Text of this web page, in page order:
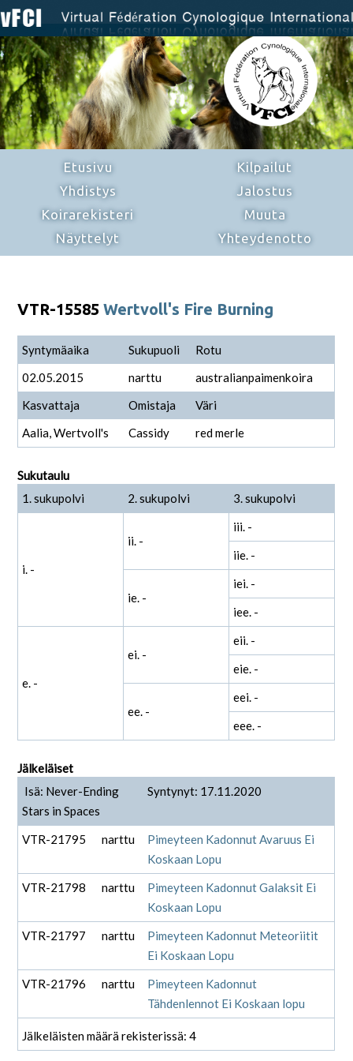
Etusivu
Yhdistys
Koirarekisteri
Näyttelyt
Kilpailut
Jalostus
Muuta
Yhteydenotto
VTR-15585Wertvoll's Fire Burning
Syntymäaika Sukupuoli
Rotu
02.05.2015
narttu
australianpaimenkoira
Kasvattaja
Omistaja
Väri
Aalia, Wertvoll's
Cassidy red merle
Sukutaulu
1. sukupolvi
2. sukupolvi 3. sukupolvi
i. -
ii. -
iii. -
iie. -
ie. -
iei. -
iee. -
e. -
ei. -
eii. -
eie. -
ee. -
eei. -
eee. -
Jälkeläiset
Isä: Never-Ending
Stars in Spaces
Syntynyt: 17.11.2020
VTR-21795 narttu
Pimeyteen Kadonnut Avaruus Ei
Koskaan Lopu
VTR-21798
narttu
Pimeyteen Kadonnut Galaksit Ei
Koskaan Lopu
VTR-21797
narttu
Pimeyteen Kadonnut Meteoriitit
Ei Koskaan Lopu
VTR-21796
narttu
Pimeyteen Kadonnut
Tähdenlennot Ei Koskaan lopu
Jälkeläisten määrä rekisterissä: 4